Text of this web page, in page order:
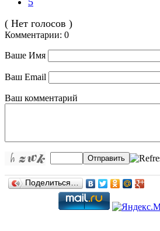
( Нет голосов )
Комментарии: 0
Ваше Имя
Ваш Email
Ваш комментарий
Отправить
Поделиться…